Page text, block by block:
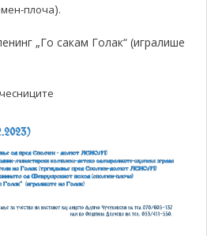
плоча).
„Го сакам Голак“ (игралише